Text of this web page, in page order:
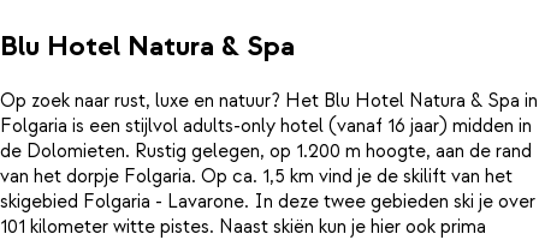
Blu Hotel Natura & Spa
Op zoek naar rust, luxe en natuur? Het Blu Hotel Natura & Spa in
Folgaria is een stijlvol adults-only hotel (vanaf 16 jaar) midden in
de Dolomieten. Rustig gelegen, op 1.200 m hoogte, aan de rand
van het dorpje Folgaria. Op ca. 1,5 km vind je de skilift van het
skigebied Folgaria - Lavarone. In deze twee gebieden ski je over
101 kilometer witte pistes. Naast skiën kun je hier ook prima